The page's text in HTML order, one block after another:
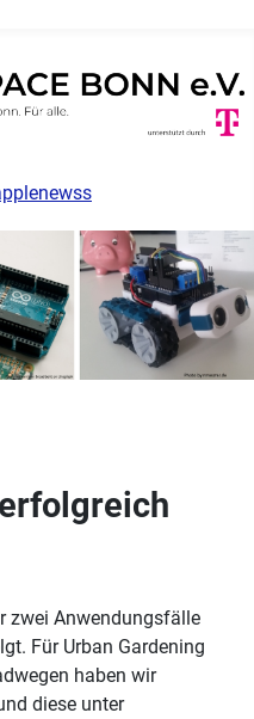
zwei Anwendungsfälle
Für Urban Gardening
haben wir
diese unter